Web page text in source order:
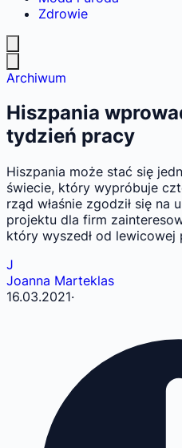
Zdrowie
Archiwum
Hiszpania
tydzień pracy
Hiszpania może stać się
świecie, który wypróbuje
rząd właśnie zgodził się na
projektu dla firm
który wyszedł od lewicowej
J
Joanna Marteklas
16.03.2021·